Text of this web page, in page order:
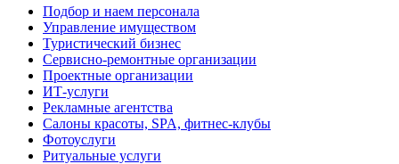
Подбор и наем персонала
Управление имуществом
Туристический бизнес
Сервисно-ремонтные организации
Проектные организации
ИТ-услуги
Рекламные агентства
Салоны красоты, SPA, фитнес-клубы
Фотоуслуги
Ритуальные услуги